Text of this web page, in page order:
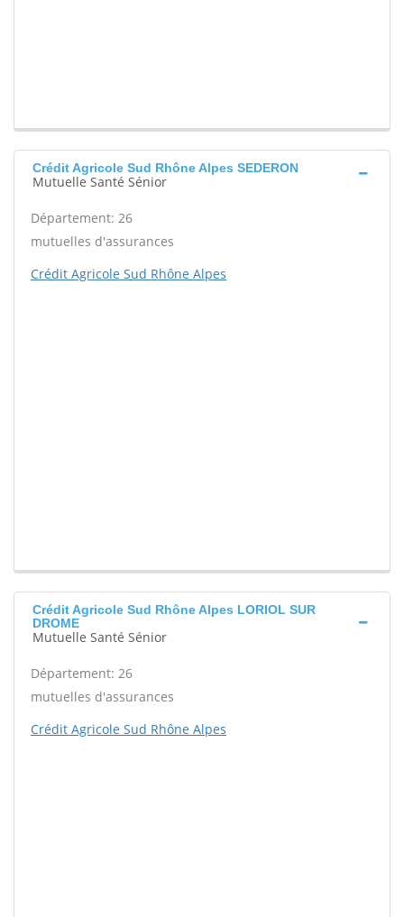
Crédit Agricole Sud Rhône Alpes SEDERON
Mutuelle Santé Sénior
Département: 26
mutuelles d'assurances
Crédit Agricole Sud Rhône Alpes
Crédit Agricole Sud Rhône Alpes LORIOL SUR
DROME
Mutuelle Santé Sénior
Département: 26
mutuelles d'assurances
Crédit Agricole Sud Rhône Alpes